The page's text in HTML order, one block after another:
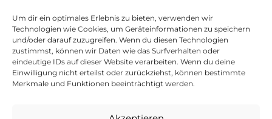
Um dir ein optimales Erlebnis zu bieten, verwenden wir
Technologien wie Cookies, um Geräteinformationen zu speichern
und/oder darauf zuzugreifen. Wenn du diesen Technologien
zustimmst, können wir Daten wie das Surfverhalten oder
eindeutige IDs auf dieser Website verarbeiten. Wenn du deine
Einwilligung nicht erteilst oder zurückziehst, können bestimmte
Merkmale und Funktionen beeinträchtigt werden.
Eine Abmeldung ist jederzeit möglich. Alle Informationen zur
Datenverarbeitung, zum Tracking und zu deinem Widerrufsrecht
findest du in unserer
Datenschutzerklärung
*10 % auf nicht reduzierte Produkte und nicht kombinierbar mit